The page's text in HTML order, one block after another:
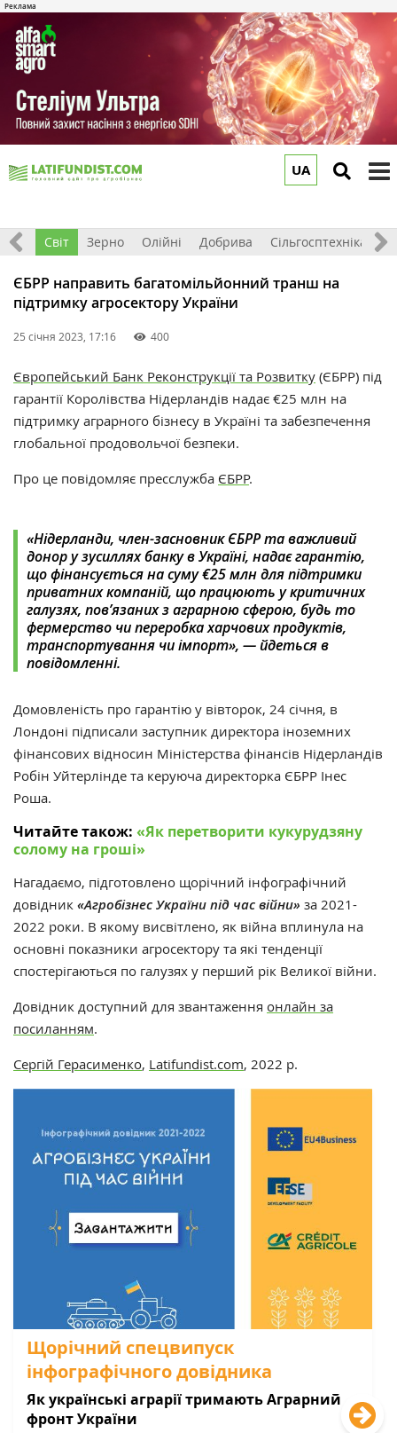
UA
Світ Зерно Олійні Добрива Сільгосптехніка
ЄБРР направить багатомільйонний транш на
підтримку агросектору України
25 січня 2023, 17:16 400
Європейський Банк Реконструкції та Розвитку (ЄБРР) під
гарантії Королівства Нідерландів надає €25 млн на
підтримку аграрного бізнесу в Україні та забезпечення
глобальної продовольчої безпеки.
Про це повідомляє пресслужба ЄБРР.
«‎Нідерланди, член-засновник ЄБРР та важливий
донор у зусиллях банку в Україні, надає гарантію,
що фінансується на суму €25 млн для підтримки
приватних компаній, що працюють у критичних
галузях, пов’язаних з аграрною сферою, будь то
фермерство чи переробка харчових продуктів,
транспортування чи імпорт»‎, — йдеться в
повідомленні.
Домовленість про гарантію у вівторок, 24 січня, в
Лондоні підписали заступник директора іноземних
фінансових відносин Міністерства фінансів Нідерландів
Робін Уйтерлінде та керуюча директорка ЄБРР Інес
Роша.
Читайте також: «‎Як перетворити кукурудзяну
солому на гроші»
Нагадаємо, підготовлено щорічний інфографічний
довідник «Агробізнес України під час війни» за 2021-
2022 роки. В якому висвітлено, як війна вплинула на
основні показники агросектору та які тенденції
спостерігаються по галузях у перший рік Великої війни.
Довідник доступний для звантаження онлайн за
посиланням.
Сергій Герасименко, Latifundist.com, 2022 р.
Щорічний спецвипуск
інфографічного довідника
Як українські аграрії тримають Аграрний
фронт України